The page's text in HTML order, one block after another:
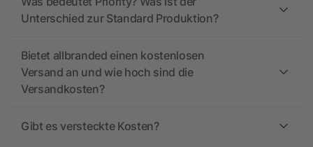
Unterschied zur Standard Produktion?
Bietet allbranded einen kostenlosen
Versand an und wie hoch sind die
Versandkosten?
Gibt es versteckte Kosten?